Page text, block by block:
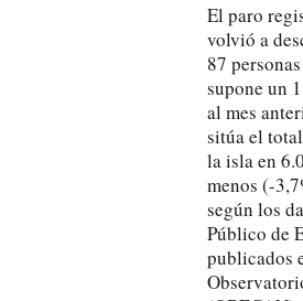
El paro
volvió a
87
supone un
al mes
sitúa el
la isla en
menos (-
según los
Público de
publicados